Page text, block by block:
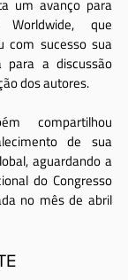
um avanço para
que
com sucesso sua
para a discussão
dos autores.
compartilhou
de sua
aguardando a
do Congresso
no mês de abril